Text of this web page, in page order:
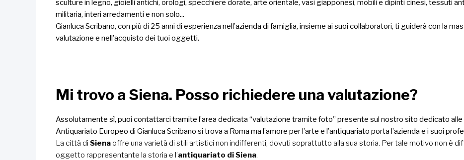
sculture in legno, gioielli antichi, orologi, specchiere dorate, arte orientale, vasi giapponesi, mobili e dipinti cinesi, tessuti
militaria, interi arredamenti e non solo...
Gianluca Scribano, con più di 25 anni di esperienza nell’azienda di famiglia, insieme ai suoi collaboratori, ti guiderà con la
valutazione e nell’acquisto dei tuoi oggetti.
Mi trovo a Siena. Posso richiedere una valutazione?
Assolutamente sì, puoi contattarci tramite l’area dedicata “valutazione tramite foto” presente sul nostro sito dedicato alle
Antiquariato Europeo di Gianluca Scribano si trova a Roma ma l’amore per l’arte e l’antiquariato porta l’azienda e i suoi
La città di Siena offre una varietà di stili artistici non indifferenti, dovuti soprattutto alla sua storia. Per tale motivo non è
oggetto rappresentante la storia e l’antiquariato di Siena.